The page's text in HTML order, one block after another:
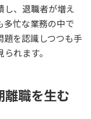
し、退職者が増え
多忙な業務の中で
題を認識しつつも手
れます。
離職を生む